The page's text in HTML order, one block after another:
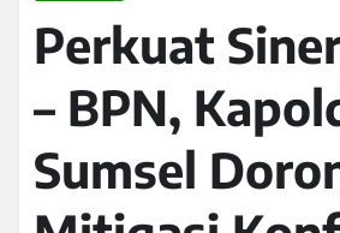
Perkuat
– BPN,
Sumsel